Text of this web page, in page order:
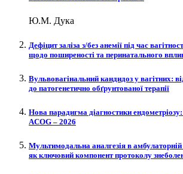
Ю.М. Дука
Дефіцит заліза з/без анемії під час
щодо поширеності та перинатального
Вульвовагінальний кандидоз у вагітних:
до патогенетично обґрунтованої терапії
Нова парадигма діагностики
ACOG – 2026
Мультимодальна аналгезія в амбулаторній
як ключовий компонент протоколу